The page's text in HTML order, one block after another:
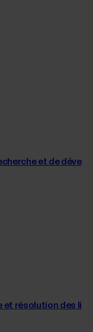
et de déve
et résolution des li